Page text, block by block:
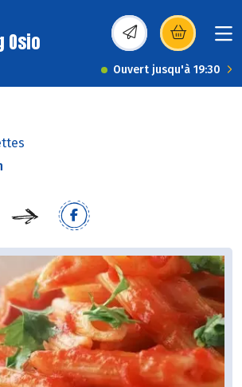
Osio (s’ouvre dans une
Ouvert jusqu'à 19:30